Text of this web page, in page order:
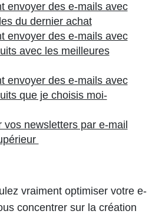
envoyer des e-mails avec
du dernier achat
envoyer des e-mails avec
avec les meilleures
envoyer des e-mails avec
que je choisis moi-
vos newsletters par e-mail
vraiment optimiser votre e-
concentrer sur la création